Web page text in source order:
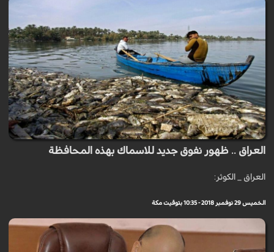
العراق .. ظهور نفوق جديد للاسماك بهذه المحافظة
العراق _ الكوثر:
الخميس 29 نوفمبر 2018 - 10:35 بتوقيت مكة